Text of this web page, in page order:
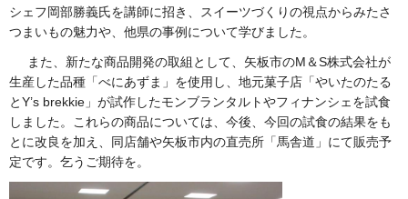
シェフ岡部勝義氏を講師に招き、スイーツづくりの視点からみたさ
つまいもの魅力や、他県の事例について学びました。
また、新たな商品開発の取組として、矢板市のM＆S株式会社が
生産した品種「べにあずま」を使用し、地元菓子店「やいたのたる
とY’s brekkie」が試作したモンブランタルトやフィナンシェを試食
しました。これらの商品については、今後、今回の試食の結果をも
とに改良を加え、同店舗や矢板市内の直売所「馬舎道」にて販売予
定です。乞うご期待を。